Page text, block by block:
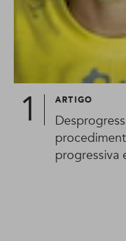
ARTIGO
progressiva